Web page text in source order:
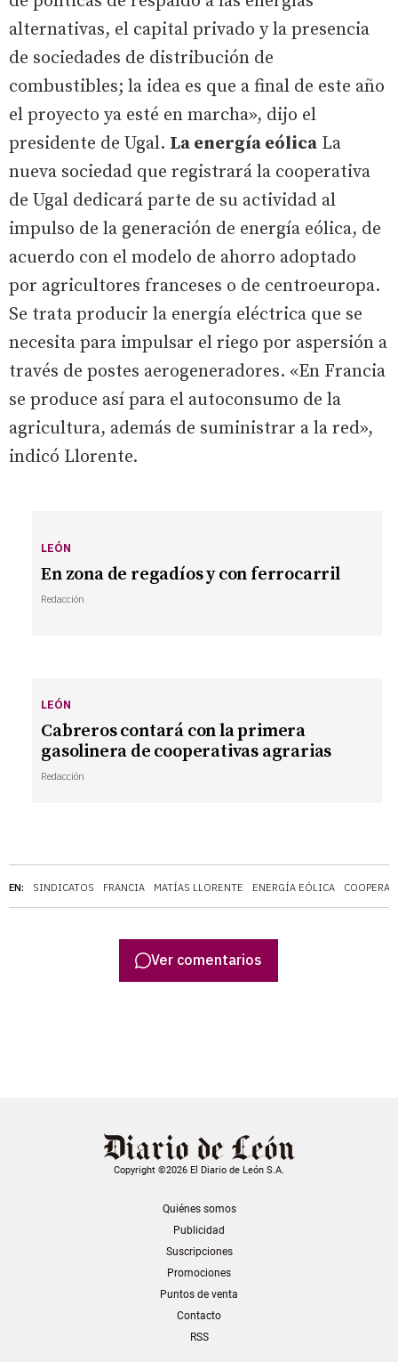
EN: SINDICATOS FRANCIA MATÍAS LLORENTE ENERGÍA EÓLICA
alternativas, el capital privado y la presencia
de sociedades de distribución de
combustibles; la idea es que a final de este año
el proyecto ya esté en marcha», dijo el
presidente de Ugal. La energía eólica La
nueva sociedad que registrará la cooperativa
de Ugal dedicará parte de su actividad al
impulso de la generación de energía eólica, de
acuerdo con el modelo de ahorro adoptado
por agricultores franceses o de centroeuropa.
Se trata producir la energía eléctrica que se
necesita para impulsar el riego por aspersión a
través de postes aerogeneradores. «En Francia
se produce así para el autoconsumo de la
agricultura, además de suministrar a la red»,
indicó Llorente.
LEÓN
En zona de regadíos y con ferrocarril
Redacción
LEÓN
Cabreros contará con la primera
gasolinera de cooperativas agrarias
Redacción
Ver comentarios
Copyright ©2026 El Diario de León S.A.
Quiénes somos
Publicidad
Suscripciones
Promociones
Puntos de venta
Contacto
RSS